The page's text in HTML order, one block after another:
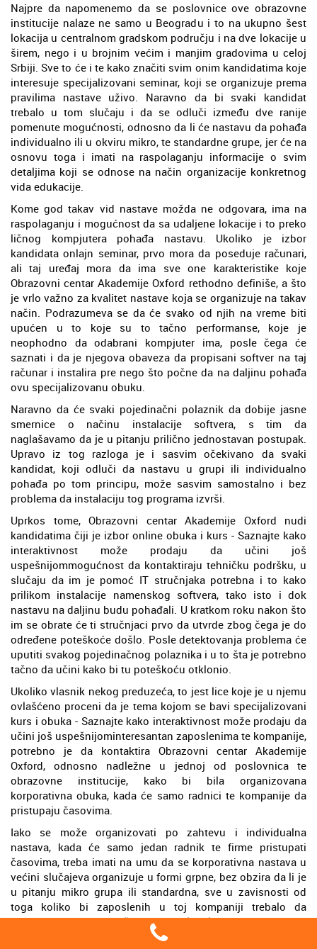
Najpre da napomenemo da se poslovnice ove obrazovne
institucije nalaze ne samo u Beogradu i to na ukupno šest
lokacija u centralnom gradskom području i na dve lokacije u
širem, nego i u brojnim većim i manjim gradovima u celoj
Srbiji. Sve to će i te kako značiti svim onim kandidatima koje
interesuje specijalizovani seminar, koji se organizuje prema
pravilima nastave uživo. Naravno da bi svaki kandidat
trebalo u tom slučaju i da se odluči između dve ranije
pomenute mogućnosti, odnosno da li će nastavu da pohađa
individualno ili u okviru mikro, te standardne grupe, jer će na
osnovu toga i imati na raspolaganju informacije o svim
detaljima koji se odnose na način organizacije konkretnog
vida edukacije.
Kome god takav vid nastave možda ne odgovara, ima na
raspolaganju i mogućnost da sa udaljene lokacije i to preko
ličnog kompjutera pohađa nastavu. Ukoliko je izbor
kandidata onlajn seminar, prvo mora da poseduje računari,
ali taj uređaj mora da ima sve one karakteristike koje
Obrazovni centar Akademije Oxford rethodno definiše, a što
je vrlo važno za kvalitet nastave koja se organizuje na takav
način. Podrazumeva se da će svako od njih na vreme biti
upućen u to koje su to tačno performanse, koje je
neophodno da odabrani kompjuter ima, posle čega će
saznati i da je njegova obaveza da propisani softver na taj
računar i instalira pre nego što počne da na daljinu pohađa
ovu specijalizovanu obuku.
Naravno da će svaki pojedinačni polaznik da dobije jasne
smernice o načinu instalacije softvera, s tim da
naglašavamo da je u pitanju prilično jednostavan postupak.
Upravo iz tog razloga je i sasvim očekivano da svaki
kandidat, koji odluči da nastavu u grupi ili individualno
pohađa po tom principu, može sasvim samostalno i bez
problema da instalaciju tog programa izvrši.
Uprkos tome, Obrazovni centar Akademije Oxford nudi
kandidatima čiji je izbor online obuka i kurs - Saznajte kako
interaktivnost može prodaju da učini još
uspešnijommogućnost da kontaktiraju tehničku podršku, u
slučaju da im je pomoć IT stručnjaka potrebna i to kako
prilikom instalacije namenskog softvera, tako isto i dok
nastavu na daljinu budu pohađali. U kratkom roku nakon što
im se obrate će ti stručnjaci prvo da utvrde zbog čega je do
određene poteškoće došlo. Posle detektovanja problema će
uputiti svakog pojedinačnog polaznika i u to šta je potrebno
tačno da učini kako bi tu poteškoću otklonio.
Ukoliko vlasnik nekog preduzeća, to jest lice koje je u njemu
ovlašćeno proceni da je tema kojom se bavi specijalizovani
kurs i obuka - Saznajte kako interaktivnost može prodaju da
učini još uspešnijominteresantan zaposlenima te kompanije,
potrebno je da kontaktira Obrazovni centar Akademije
Oxford, odnosno nadležne u jednoj od poslovnica te
obrazovne institucije, kako bi bila organizovana
korporativna obuka, kada će samo radnici te kompanije da
pristupaju časovima.
Iako se može organizovati po zahtevu i individualna
nastava, kada će samo jedan radnik te firme pristupati
časovima, treba imati na umu da se korporativna nastava u
većini slučajeva organizuje u formi grpne, bez obzira da li je
u pitanju mikro grupa ili standardna, sve u zavisnosti od
toga koliko bi zaposlenih u toj kompaniji trebalo da
pohađaju nastavu, a što bi trebalo klijent na vreme da